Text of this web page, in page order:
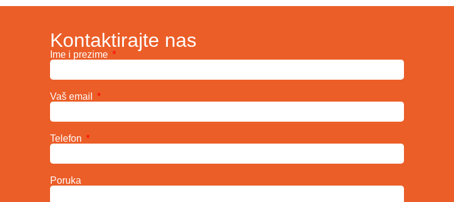
Kontaktirajte nas
Ime i prezime
Vaš email
Telefon
Poruka